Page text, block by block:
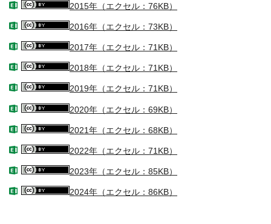
2015年（エクセル：76KB）
2016年（エクセル：73KB）
2017年（エクセル：71KB）
2018年（エクセル：71KB）
2019年（エクセル：71KB）
2020年（エクセル：69KB）
2021年（エクセル：68KB）
2022年（エクセル：71KB）
2023年（エクセル：85KB）
2024年（エクセル：86KB）